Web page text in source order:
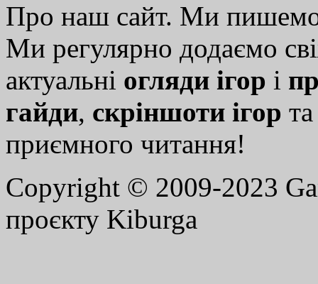
Про наш сайт. Ми
Ми регулярно додаємо
актуальні огляди ігор і
гайди, скріншоти ігор
приємного читання!
Copyright © 2009-2023
проєкту Kiburga